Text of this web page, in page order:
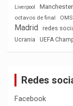
Liverpool
octavos de final OMS
Madrid
redes
Ucrania
UEFA
Redes
Facebook